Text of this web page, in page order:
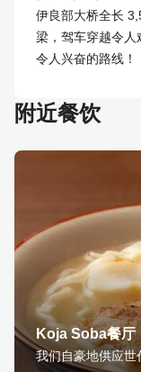
伊良部大桥全长
梁，驾车穿越令人
令人兴奋的路线！
附近餐饮
Koja Soba餐厅
我们自豪地供应世